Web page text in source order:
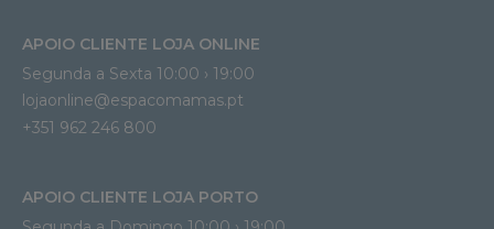
APOIO CLIENTE LOJA ONLINE
Segunda a Sexta 10:00 › 19:00
lojaonline@espacomamas.pt
+351 962 246 800
APOIO CLIENTE LOJA PORTO